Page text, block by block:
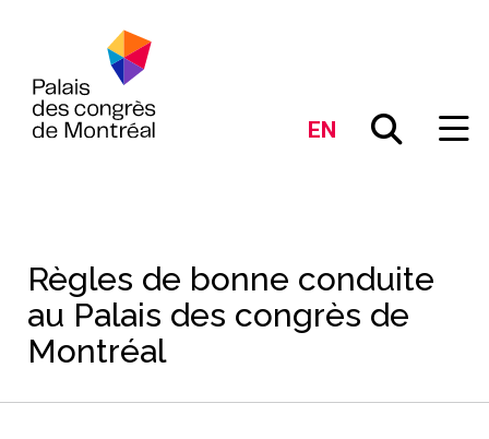
EN
Règles de bonne conduite
au Palais des congrès de
Montréal